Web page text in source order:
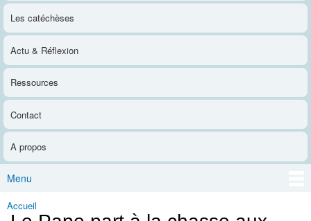
Les catéchèses
Actu & Réflexion
Ressources
Contact
A propos
Menu
Vous êtes ici
Accueil